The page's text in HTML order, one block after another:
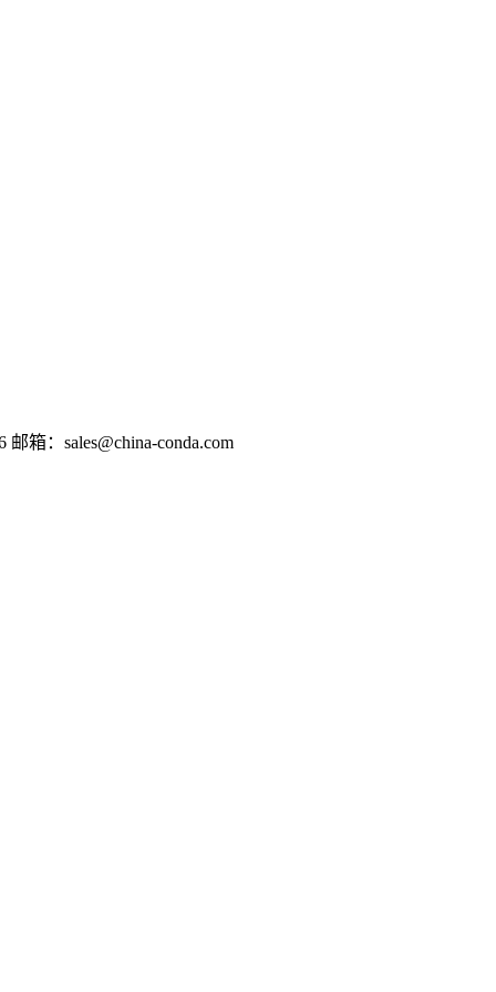
箱：sales@china-conda.com